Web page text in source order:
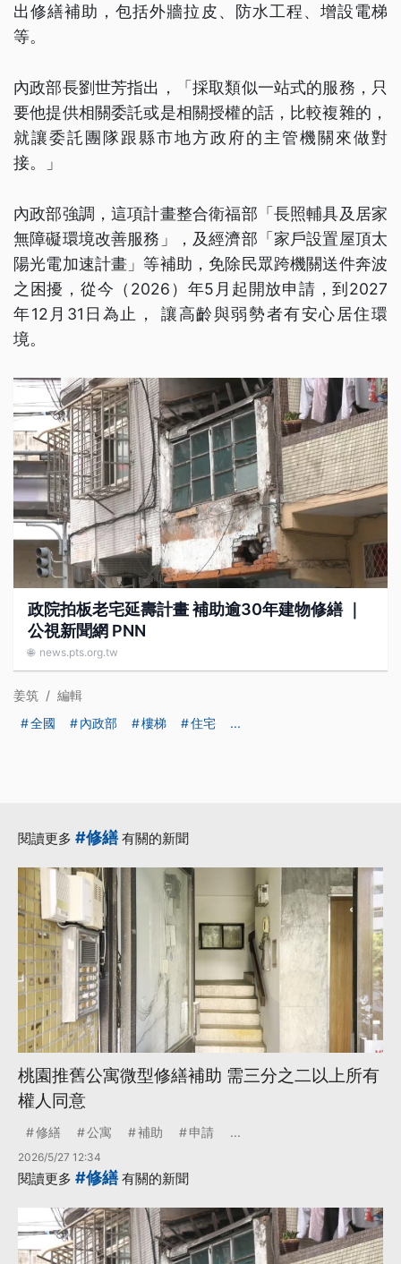
出修繕補助，包括外牆拉皮、防水工程、增設電梯
等。
內政部長劉世芳指出，「採取類似一站式的服務，只
要他提供相關委託或是相關授權的話，比較複雜的，
就讓委託團隊跟縣市地方政府的主管機關來做對
接。」
內政部強調，這項計畫整合衛福部「長照輔具及居家
無障礙環境改善服務」，及經濟部「家戶設置屋頂太
陽光電加速計畫」等補助，免除民眾跨機關送件奔波
之困擾，從今（2026）年5月起開放申請，到2027
年12月31日為止， 讓高齡與弱勢者有安心居住環
境。
政院拍板老宅延壽計畫 補助逾30年建物修繕 ｜
公視新聞網 PNN
🌐 news.pts.org.tw
姜筑 / 編輯
全國
內政部 樓梯 住宅 ...
閱讀更多 #修繕有關的新聞
桃園推舊公寓微型修繕補助 需三分之二以上所有
權人同意
修繕 公寓 補助 申請 ...
2026/5/27 12:34
閱讀更多 #修繕有關的新聞